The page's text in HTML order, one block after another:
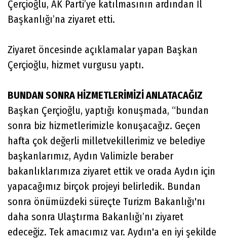
Çerçioğlu, AK Parti’ye katılmasının ardından İl
Başkanlığı’na ziyaret etti.
Ziyaret öncesinde açıklamalar yapan Başkan
Çerçioğlu, hizmet vurgusu yaptı.
BUNDAN SONRA HİZMETLERİMİZİ ANLATACAĞIZ
Başkan Çerçioğlu, yaptığı konuşmada, “bundan
sonra biz hizmetlerimizle konuşacağız. Geçen
hafta çok değerli milletvekillerimiz ve belediye
başkanlarımız, Aydın Valimizle beraber
bakanlıklarımıza ziyaret ettik ve orada Aydın için
yapacağımız birçok projeyi belirledik. Bundan
sonra önümüzdeki süreçte Turizm Bakanlığı'nı
daha sonra Ulaştırma Bakanlığı’nı ziyaret
edeceğiz. Tek amacımız var. Aydın'a en iyi şekilde